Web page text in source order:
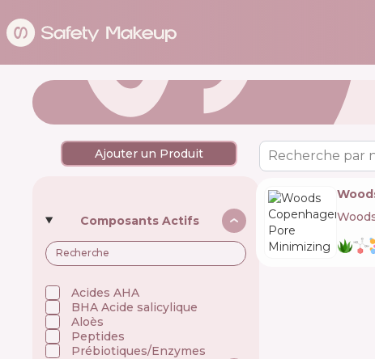
Ajouter un Produit
Composants Actifs
Acides AHA
BHA Acide salicylique
Aloès
Peptides
Prébiotiques/Enzymes
Recherche par